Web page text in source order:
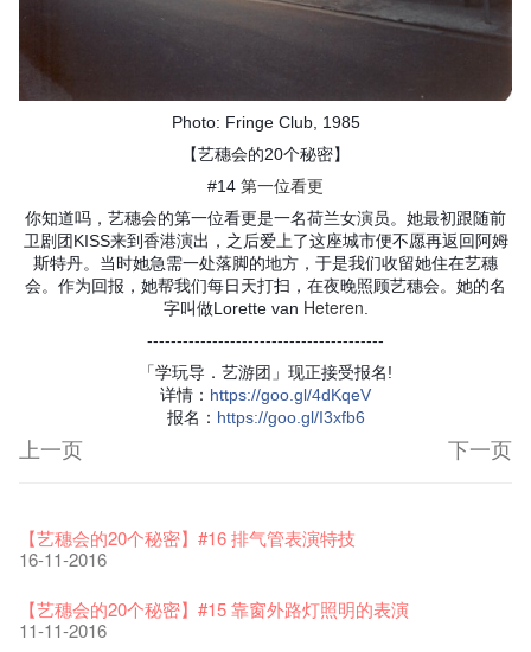
Photo: Fringe Club, 1985
【艺穗会的20个秘密】
#14 第一位看更
你知道吗，艺穗会的第一位看更是一名荷兰女演员。她最初跟随前
卫剧团KISS来到香港演出，之后爱上了这座城市便不愿再返回阿姆
斯特丹。当时她急需一处落脚的地方，于是我们收留她住在艺穗
会。作为回报，她帮我们每日天打扫，在夜晚照顾艺穗会。她的名
字叫做Lorette van Heteren.
----------------------------------------
「学玩导．艺游团」现正接受报名!
详情 ： https://goo.gl/4dKqeV
报名 ： https://goo.gl/I3xfb6
上一页 下一页
11-12-2025
30-12-2024
07-12-2020
06-08-2020
17-03-2020
28-01-2020
WANTED
23-05-2019
爵士时代II 大派对：尘世乐园
15-04-2019
Colette现已重开
19-12-2018
陶‧茗 台湾陶艺名家展 ︰ 李贤治‧翁士杰‧赖孝哲 展览
18-12-2018
格外地创 : 艺穗会的故事
22-03-2018
格外地创 : 艺穗会的故事
20-03-2018
晒艺术@艺穗会
01-11-2017
🎃万圣节 · 艺穗会 · 有啲野
26-10-2017
情诗一首
24-07-2017
Notice: *MICFR tonight at 7pm*
23-07-2017
艺穗会仝人敬贺各位：丁酉年新春大吉！🍊
24-01-2017
注意: 设于艺穗会之快达票售票处将于2017年1月14日(六)后结
束营运
【艺穗会的20个秘密】#16 排气管表演特技
16-11-2016
【艺穗会的20个秘密】#15 靠窗外路灯照明的表演
11-11-2016